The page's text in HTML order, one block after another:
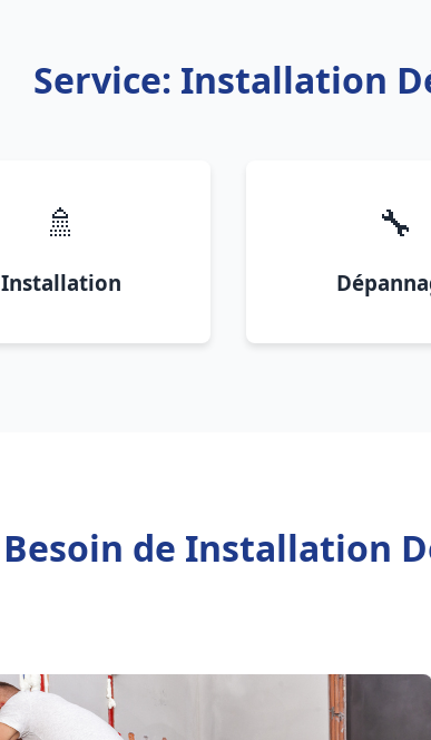
Service: Installation
🚿
Installation
🔧
Besoin de Installation